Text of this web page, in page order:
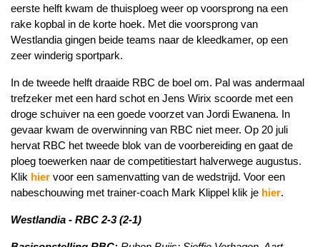
eerste helft kwam de thuisploeg weer op voorsprong na een
rake kopbal in de korte hoek. Met die voorsprong van
Westlandia gingen beide teams naar de kleedkamer, op een
zeer winderig sportpark.
In de tweede helft draaide RBC de boel om. Pal was andermaal
trefzeker met een hard schot en Jens Wirix scoorde met een
droge schuiver na een goede voorzet van Jordi Ewanena. In
gevaar kwam de overwinning van RBC niet meer. Op 20 juli
hervat RBC het tweede blok van de voorbereiding en gaat de
ploeg toewerken naar de competitiestart halverwege augustus.
Klik hier voor een samenvatting van de wedstrijd. Voor een
nabeschouwing met trainer-coach Mark Klippel klik je hier.
Westlandia - RBC 2-3 (2-1)